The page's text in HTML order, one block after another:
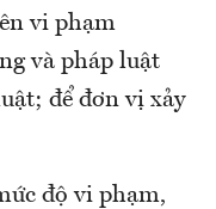
vi phạm
và pháp luật
để đơn vị xảy
độ vi phạm,